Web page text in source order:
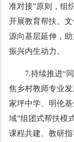
准对接”原则，组
开展教育帮扶、
源向基层延伸，
振兴内生动力。
7.持续推进“
焦乡村教师专业
家坪中学、明伦
域”组团式帮扶模
课程共建、教研